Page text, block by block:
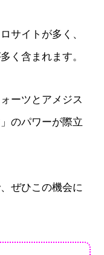
サイトが多く、
く含まれます。
ーツとアメジス
のパワーが際立
ぜひこの機会に